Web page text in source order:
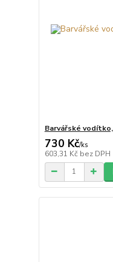
Barvářské
730 Kč/ks
603,31 Kč bez DPH